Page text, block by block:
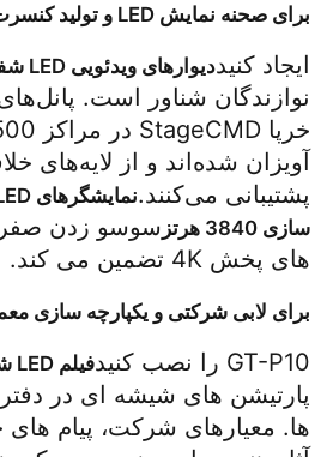
برای صحنه نمایش LED و تولید کنسرت
ایجاد کنیددیوارهای ویدئویی LED شفاف
پشتیبانی می‌کنند.
نمایشگرهای LED کنسرت
سازی 3840 هرتز
های پخش 4K تضمین می کند.
برای لابی شرکتی و یکپارچه سازی
GT-P10 را نصب کنید فیلم LED شفاف